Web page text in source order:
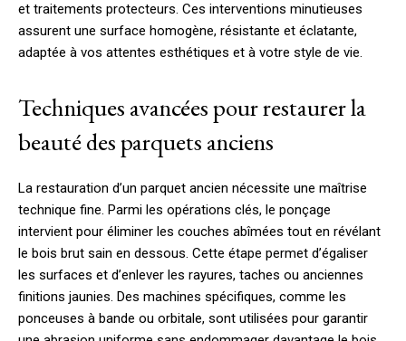
et traitements protecteurs. Ces interventions minutieuses
assurent une surface homogène, résistante et éclatante,
adaptée à vos attentes esthétiques et à votre style de vie.
Techniques avancées pour restaurer la
beauté des parquets anciens
La restauration d’un parquet ancien nécessite une maîtrise
technique fine. Parmi les opérations clés, le ponçage
intervient pour éliminer les couches abîmées tout en révélant
le bois brut sain en dessous. Cette étape permet d’égaliser
les surfaces et d’enlever les rayures, taches ou anciennes
finitions jaunies. Des machines spécifiques, comme les
ponceuses à bande ou orbitale, sont utilisées pour garantir